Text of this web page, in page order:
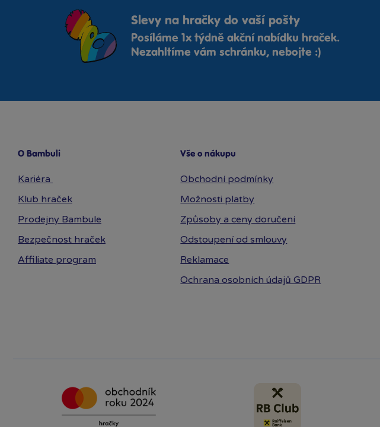
Slevy na hračky do vaší pošty
Posíláme 1x týdně akční nabídku hraček.
Nezahltíme vám schránku, nebojte :)
O Bambuli
Kariéra
Klub hraček
Prodejny Bambule
Bezpečnost hraček
Affiliate program
Vše o nákupu
Obchodní podmínky
Možnosti platby
Způsoby a ceny doručení
Odstoupení od smlouvy
Reklamace
Ochrana osobních údajů GDPR